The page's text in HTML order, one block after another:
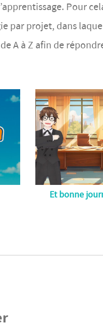
Pour
par projet, dans
A à Z afin de
Et bonne